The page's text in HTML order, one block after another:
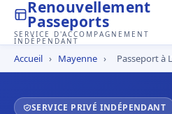
Renouvellement
Passeports
SERVICE D'ACCOMPAGNEMENT
INDÉPENDANT
Accueil › Mayenne › Passeport à
SERVICE PRIVÉ INDÉPENDANT